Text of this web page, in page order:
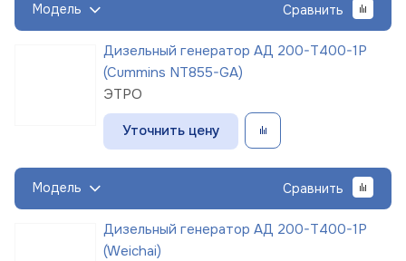
Модель Сравнить
Дизельный генератор АД 200-Т400-1Р
(Cummins NT855-GA)
ЭТРО
Уточнить цену
Модель Сравнить
Дизельный генератор АД 200-Т400-1Р
(Weichai)